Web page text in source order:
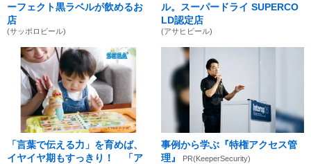
ーフェクト黒ラベルが飲めるお
店
(サッポロビール)
ル。スーパードライ SUPERCO
LD認定店
(アサヒビール)
「言葉で伝える力」を育めば、
イヤイヤ期もすっきり！ 「ア
事例から学ぶ『特権アクセス管
理』
PR(KeeperSecurity)